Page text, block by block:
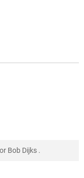
Bob Dijks .